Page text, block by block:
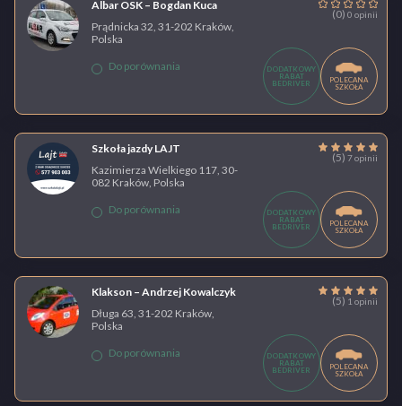
Albar OSK – Bogdan Kuca
(0) 0 opinii
Prądnicka 32, 31-202 Kraków,
Polska
Do porównania
DODATKOWY
RABAT
BEDRIVER
POLECANA
SZKOŁA
Szkoła jazdy LAJT
(5) 7 opinii
Kazimierza Wielkiego 117, 30-
082 Kraków, Polska
Do porównania
DODATKOWY
RABAT
BEDRIVER
POLECANA
SZKOŁA
Klakson – Andrzej Kowalczyk
(5) 1 opinii
Długa 63, 31-202 Kraków,
Polska
Do porównania
DODATKOWY
RABAT
BEDRIVER
POLECANA
SZKOŁA